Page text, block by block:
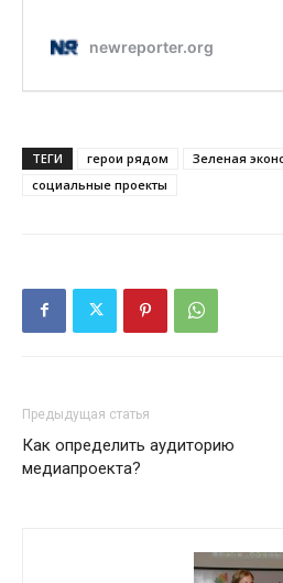
ТЕГИ герои рядом Зеленая
социальные проекты
Предыдущая статья
Как определить аудиторию
медиапроекта?